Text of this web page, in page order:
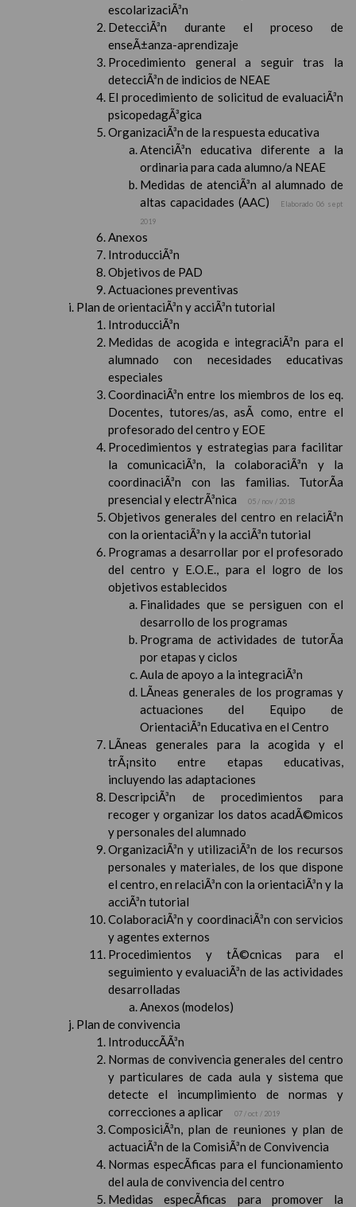
escolarizaciÃ³n
DetecciÃ³n durante el proceso de
enseÃ±anza-aprendizaje
Procedimiento general a seguir tras la
detecciÃ³n de indicios de NEAE
El procedimiento de solicitud de evaluaciÃ³n
psicopedagÃ³gica
OrganizaciÃ³n de la respuesta educativa
AtenciÃ³n educativa diferente a la
ordinaria para cada alumno/a NEAE
Medidas de atenciÃ³n al alumnado de
altas capacidades (AAC)
Elaborado 06 sept
2019
Anexos
IntroducciÃ³n
Objetivos de PAD
Actuaciones preventivas
Plan de orientaciÃ³n y acciÃ³n tutorial
IntroducciÃ³n
Medidas de acogida e integraciÃ³n para el
alumnado con necesidades educativas
especiales
CoordinaciÃ³n entre los miembros de los eq.
Docentes, tutores/as, asÃ­ como, entre el
profesorado del centro y EOE
Procedimientos y estrategias para facilitar
la comunicaciÃ³n, la colaboraciÃ³n y la
coordinaciÃ³n con las familias. TutorÃ­a
presencial y electrÃ³nica
05 / nov / 2018
Objetivos generales del centro en relaciÃ³n
con la orientaciÃ³n y la acciÃ³n tutorial
Programas a desarrollar por el profesorado
del centro y E.O.E., para el logro de los
objetivos establecidos
Finalidades que se persiguen con el
desarrollo de los programas
Programa de actividades de tutorÃ­a
por etapas y ciclos
Aula de apoyo a la integraciÃ³n
LÃ­neas generales de los programas y
actuaciones del Equipo de
OrientaciÃ³n Educativa en el Centro
LÃ­neas generales para la acogida y el
trÃ¡nsito entre etapas educativas,
incluyendo las adaptaciones
DescripciÃ³n de procedimientos para
recoger y organizar los datos acadÃ©micos
y personales del alumnado
OrganizaciÃ³n y utilizaciÃ³n de los recursos
personales y materiales, de los que dispone
el centro, en relaciÃ³n con la orientaciÃ³n y la
acciÃ³n tutorial
ColaboraciÃ³n y coordinaciÃ³n con servicios
y agentes externos
Procedimientos y tÃ©cnicas para el
seguimiento y evaluaciÃ³n de las actividades
desarrolladas
Anexos (modelos)
Plan de convivencia
IntroduccÃ­Ã³n
Normas de convivencia generales del centro
y particulares de cada aula y sistema que
detecte el incumplimiento de normas y
correcciones a aplicar
07 / oct / 2019
ComposiciÃ³n, plan de reuniones y plan de
actuaciÃ³n de la ComisiÃ³n de Convivencia
Normas especÃ­ficas para el funcionamiento
del aula de convivencia del centro
Medidas especÃ­ficas para promover la